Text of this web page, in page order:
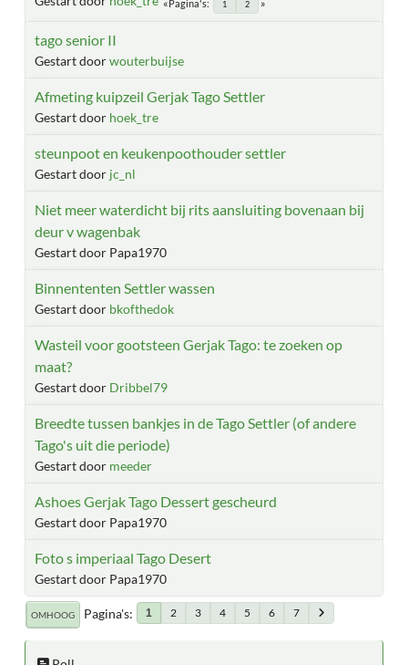
Pagina's 1 2
tago senior II
Gestart doorwouterbuijse
Afmeting kuipzeil Gerjak Tago Settler
Gestart door hoek_tre
steunpoot en keukenpoothouder settler
Gestart door jc_nl
Niet meer waterdicht bij rits aansluiting bovenaan bij
deur v wagenbak
Gestart door Papa1970
Binnententen Settler wassen
Gestart door bkofthedok
Wasteil voor gootsteen Gerjak Tago: te zoeken op
maat?
Gestart door Dribbel79
Breedte tussen bankjes in de Tago Settler (of andere
Tago's uit die periode)
Gestart door meeder
Ashoes Gerjak Tago Dessert gescheurd
Gestart door Papa1970
Foto s imperiaal Tago Desert
Gestart door Papa1970
OMHOOG Pagina's 1 2 3 4 5 6 7